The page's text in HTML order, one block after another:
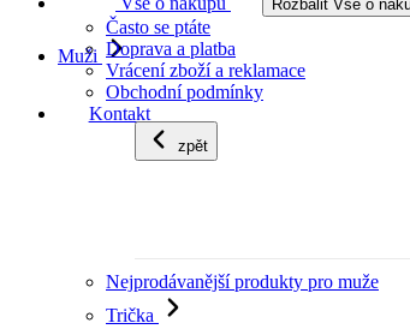
Rozbalit Vše o
Často se ptáte
Doprava a platba
Vrácení zboží a reklamace
Obchodní podmínky
Kontakt
Muži
zpět
Nejprodávanější produkty pro muže
Trička